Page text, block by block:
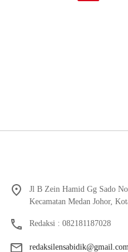
Jl B Zein Hamid Gg Sado
Kecamatan Medan Johor,
Redaksi : 082181187028